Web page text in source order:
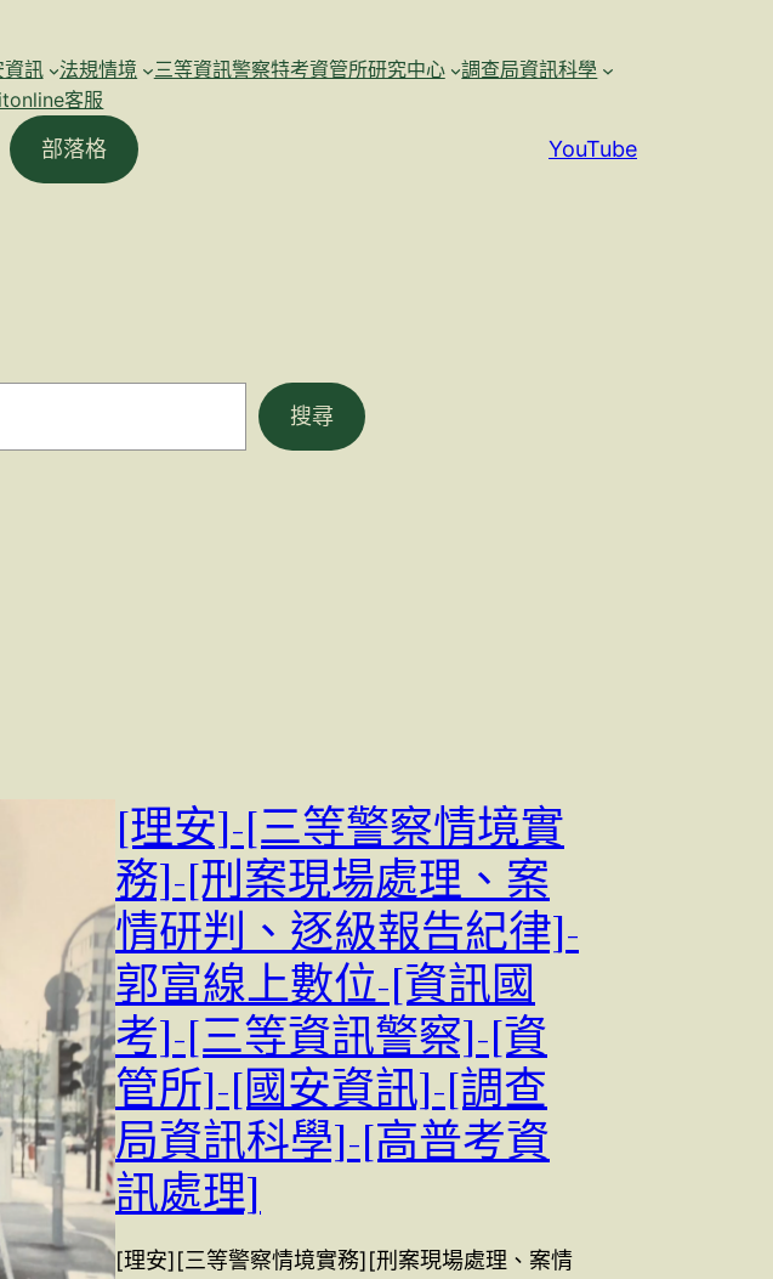
資訊 法規情境 三等資訊警察特考資管所研究中心
調查局資訊科學
客服
部落格 YouTube
搜尋
[理安]-[三等警察情境實
務]-[刑案現場處理、案
情研判、逐級報告紀律]-
郭富線上數位-[資訊國
考]-[三等資訊警察]-[資
管所]-[國安資訊]-[調查
局資訊科學]-[高普考資
訊處理]
[理安][三等警察情境實務][刑案現場處理、案情